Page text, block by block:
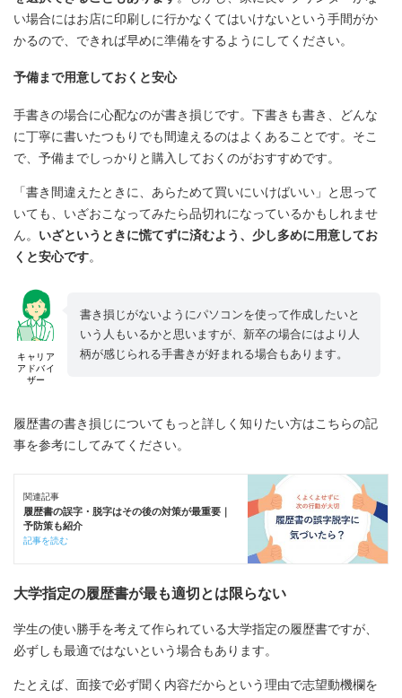
い場合にはお店に印刷しに行かなくてはいけないという手間がか
かるので、できれば早めに準備をするようにしてください。
予備まで用意しておくと安心
手書きの場合に心配なのが書き損じです。下書きも書き、どんな
に丁寧に書いたつもりでも間違えるのはよくあることです。そこ
で、予備までしっかりと購入しておくのがおすすめです。
「書き間違えたときに、あらためて買いにいけばいい」と思って
いても、いざおこなってみたら品切れになっているかもしれませ
ん。 いざというときに慌てずに済むよう、少し多めに用意してお
くと安心です。
キャリア
アドバイ
ザー
書き損じがないようにパソコンを使って作成したいと
いう人もいるかと思いますが、新卒の場合にはより人
柄が感じられる手書きが好まれる場合もあります。
履歴書の書き損じについてもっと詳しく知りたい方はこちらの記
事を参考にしてみてください。
関連記事
履歴書の誤字・脱字はその後の対策が最重要｜
予防策も紹介
記事を読む
大学指定の履歴書が最も適切とは限らない
学生の使い勝手を考えて作られている大学指定の履歴書ですが、
必ずしも最適ではないという場合もあります。
たとえば、面接で必ず聞く内容だからという理由で志望動機欄を